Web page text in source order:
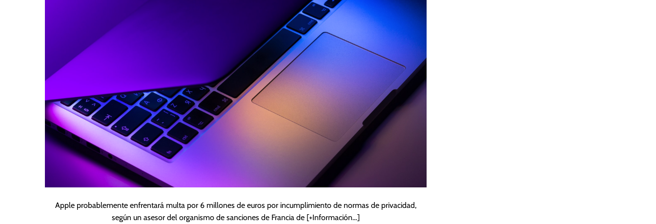
Apple probablemente enfrentará multa por 6 millones de euros por incumplimiento de normas de privacidad,
según un asesor del organismo de sanciones de Francia de [+Información…]